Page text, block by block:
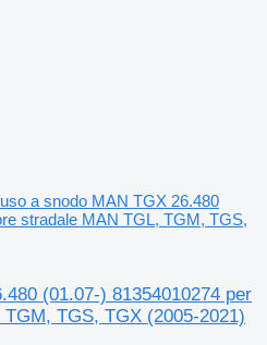
a snodo MAN TGX 26.480
stradale MAN TGL, TGM, TGS,
(01.07-) 81354010274 per
TGS, TGX (2005-2021)